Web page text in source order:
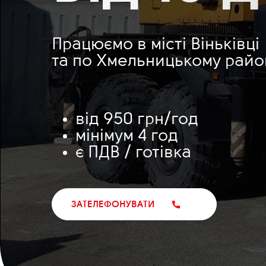
Працюємо в місті Віньківці
та по Хмельницькому
від 950 грн/год
мінімум 4 год
є ПДВ / готівка
ЗАТЕЛЕФОНУВАТИ